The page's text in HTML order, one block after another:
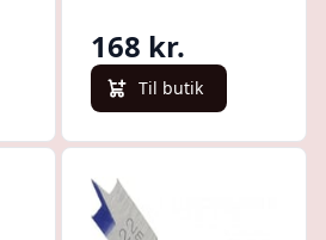
168 kr.
Til butik